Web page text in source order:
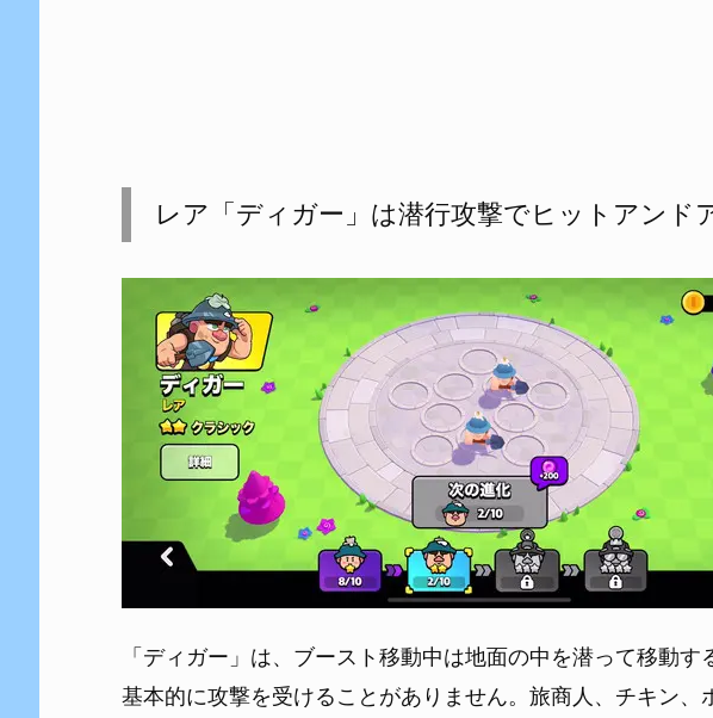
レア「ディガー」は潜行攻撃でヒットアンド
「ディガー」は、ブースト移動中は地面の中を潜って移動
基本的に攻撃を受けることがありません。旅商人、チキン、